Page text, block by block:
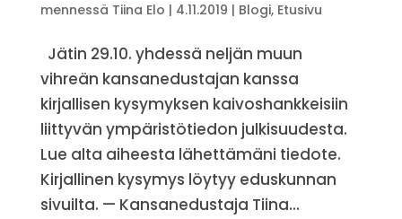
mennessä Tiina Elo | 4.11.2019 | Blogi, Etusivu
Jätin 29.10. yhdessä neljän muun
vihreän kansanedustajan kanssa
kirjallisen kysymyksen kaivoshankkeisiin
liittyvän ympäristötiedon julkisuudesta.
Lue alta aiheesta lähettämäni tiedote.
Kirjallinen kysymys löytyy eduskunnan
sivuilta. — Kansanedustaja Tiina...